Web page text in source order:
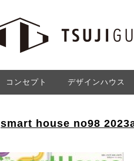
コンセプト デザインハウス
smart house no98